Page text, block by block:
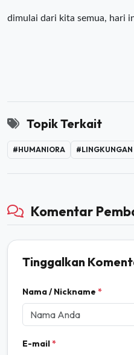
dimulai dari kita semua, hari
Topik Terkait
#HUMANIORA #LINGKUNGAN
Komentar
Tinggalkan
Nama / Nickname *
E-mail*